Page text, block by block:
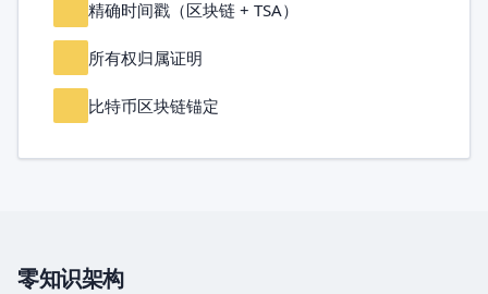
精确时间戳（区块链 + TSA）
所有权归属证明
比特币区块链锚定
零知识架构